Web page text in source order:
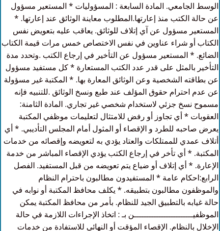
الوسط الجامعي. المادة السابعة : المسؤوليات * المستعير مسؤول
عن حالة الكتب منذ إعارتها.المطلوب معاينة الوثائق عند إعارتها. *
المستعير مسؤول عن آي إتلاف للوثائق. يعاقب عليه بتعويض نفس
الكتاب أو شراء عناوين في نفس الاختصاص خمس مرات قيمة الكتاب
الضائع. * المستعير مسؤول عن التأخير في إرجاع الكتب .وتحدد مدة
التأخير بالمثل على قدر عدد الكتب المستعارة * كل مستفيد مسؤول
عن بطاقته الشخصية وعن الوثائق المعارة بها. * المكتبة غير مسؤولة
عن عدم احترام حقوق المؤلف عند طبع ونسخ الوثائق .للتنبيه فإنه
مسموح نسخ جزئي لاستخدام شخصي غير تجاري. المادة الثامنة:
العقوبات * أي تجاوز أو رفض للامتثال لتعليمات موظفي المكتبة
يعرض صاحبه للطرد و الإقصاء أو المثول أمام المجلس التأديبي. * أي
أتلاف عمدي للممتلكات والعتاد يؤدي به لتعويضه وإقصائه من خدمات
المكتبة. * أي تأخر في إرجاع الكتب يؤدي الإقصاء المباشر من خدمة
الإعارة. * أي إتلاف أو ضياع يتم تعويضه من قبل المستفيد. الفصل
الرابع:احكام عامة * المستفيدون مطالبون باحترام النظام
والموظفون مطالبون بتطبيقه. * يكلف محافظ المكتبة أو نوابه في
حالة غيابه بالتطبيق الجيد للنظام. بأمر من محافظ المكتبة يمكن
الموظفيــــــــــــــــــــــــن بـ : اتخاذ الإجراءات اللازمة في حالة
الإخلال بالنظام. الإقصاء المؤقت أو النهائي للاستفادة من خدمات